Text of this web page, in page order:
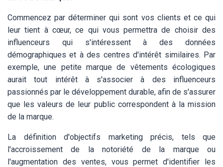
Commencez par déterminer qui sont vos clients et ce qui
leur tient à cœur, ce qui vous permettra de choisir des
influenceurs qui s'intéressent à des données
démographiques et à des centres d'intérêt similaires. Par
exemple, une petite marque de vêtements écologiques
aurait tout intérêt à s'associer à des influenceurs
passionnés par le développement durable, afin de s'assurer
que les valeurs de leur public correspondent à la mission
de la marque.
La définition d'objectifs marketing précis, tels que
l'accroissement de la notoriété de la marque ou
l'augmentation des ventes, vous permet d'identifier les